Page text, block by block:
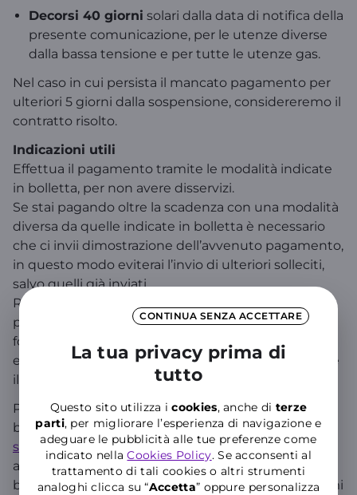
CONTINUA SENZA ACCETTARE
La tua privacy prima di
tutto
Questo sito utilizza icookies, anche di terze
parti, per migliorare l’esperienza di navigazione e
adeguare le pubblicità alle tue preferenze come
indicato nellaCookies Policy. Se acconsenti al
trattamento di tali cookies o altri strumenti
analoghi clicca su “Accetta” oppure personalizza
Decorsi 40 giorni solari dalla data di notifica della
presente comunicazione, per le utenze diverse
dalla bassa tensione e per tutte le utenze gas.
Nel caso in cui persista il mancato pagamento per
ulteriori 5 giorni dalla sospensione, considereremo il
contratto risolto.
Indicazioni utili
Effettua il pagamento tramite le modalità indicate
in bolletta, per non avere disservizi.
Se stai pagando oltre la scadenza con una modalità
diversa da quelle indicate in bolletta è necessario
che ci invii dimostrazione dell’avvenuto pagamento,
in questo modo eviterai l’invio di ulteriori solleciti,
salvo quelli già inviati.
Ricorda che, in caso di ritardato pagamento,
potresti incorrere in interessi di mora. Inoltre, se la
fornitura viene sospesa per morosità, potrebbero
essere addebitati anche i costi per la sospensione e
il successivo riallaccio del servizio.
Per segnalare o dimostrare il pagamento di una
bolletta luce o gas, poi inviare una mail all’indirizzo
servizioclienti159@pec.windtre.it oppure accedere
all’APP WINDTRE/Area clienti, allegando, in caso di
bonifico, la relativa contabile contenente gli estremi